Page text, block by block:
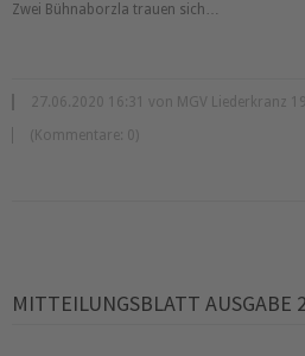
Zwei Bühnaborzla trauen sich…
27.06.2020 16:31 von MGV Liederkranz
(Kommentare: 0)
MITTEILUNGSBLATT AUSGABE